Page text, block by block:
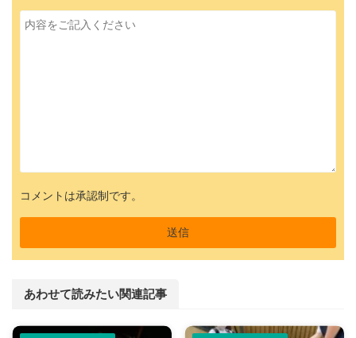
コメントは承認制です。
あわせて読みたい関連記事